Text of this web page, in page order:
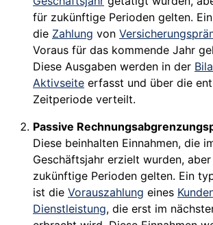
für zukünftige Perioden gelten.
die Zahlung von
Voraus für das kommende Jahr
Diese Ausgaben werden in der
Aktivseite erfasst und über die
Zeitperiode verteilt.
Passive
Diese beinhalten Einnahmen, die
Geschäftsjahr erzielt wurden,
zukünftige Perioden gelten. Ein
ist die Vorauszahlung eines
Dienstleistung, die erst im